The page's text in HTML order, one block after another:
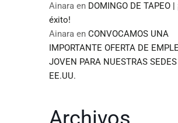
Ainara en DOMINGO DE TAPEO |
éxito!
Ainara en CONVOCAMOS UNA
IMPORTANTE OFERTA DE
JOVEN PARA NUESTRAS
EE.UU.